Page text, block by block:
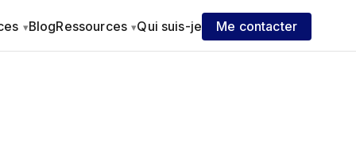
▾BlogRessources ▾Qui suis-je Me contacter